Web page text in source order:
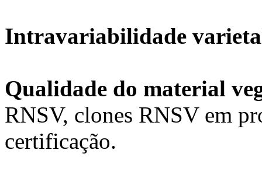
Intravariabilidade
Qualidade do material
RNSV, clones RNSV em
certificação.